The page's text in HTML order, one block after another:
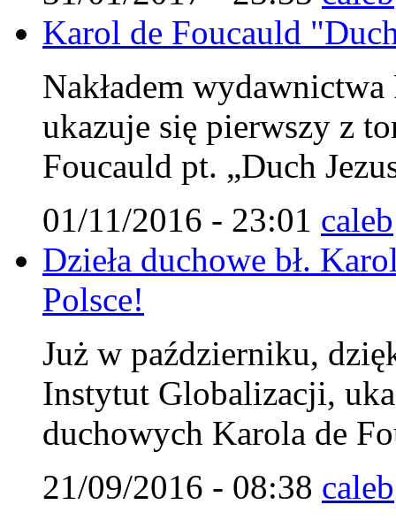
Karol de Foucauld
Nakładem
ukazuje się pierwszy z
Foucauld pt. „Duch
01/11/2016 - 23:01 caleb
Dzieła duchowe bł.
Polsce!
Już w październiku,
Instytut Globalizacji,
duchowych Karola de
21/09/2016 - 08:38 caleb